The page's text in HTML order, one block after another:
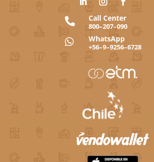
 Call Center
800–207–090
 WhatsApp
+56–9–9256–6728